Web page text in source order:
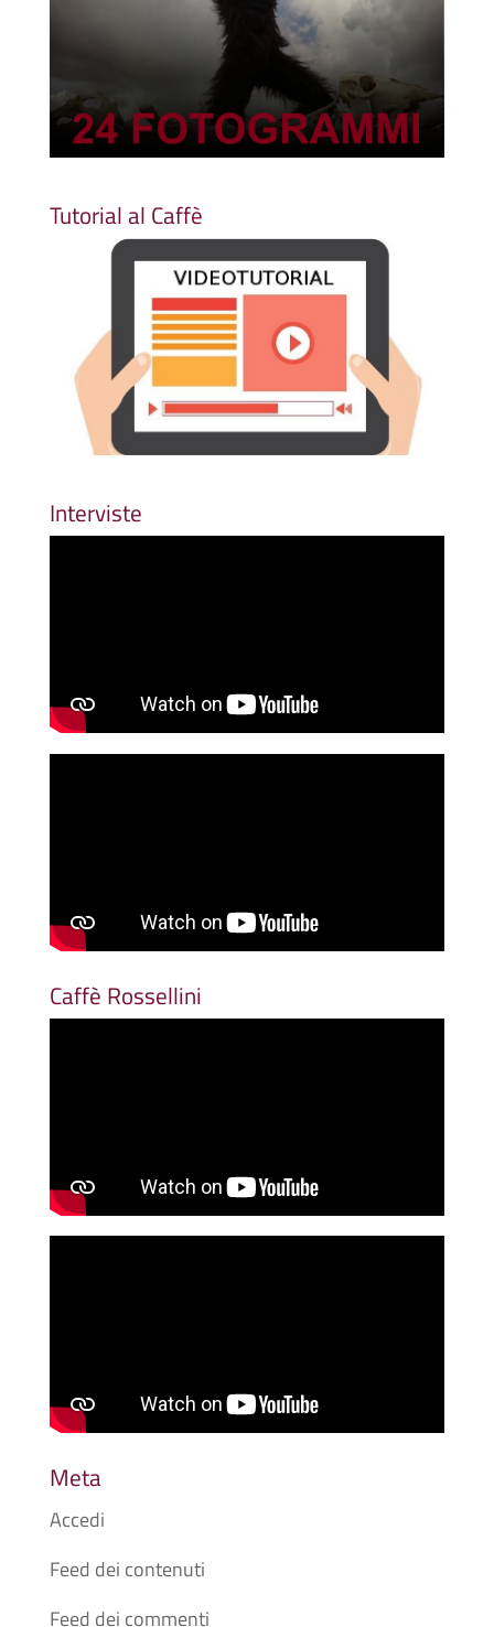
Tutorial al Caffè
Interviste
Caffè Rossellini
Meta
Accedi
Feed dei contenuti
Feed dei commenti